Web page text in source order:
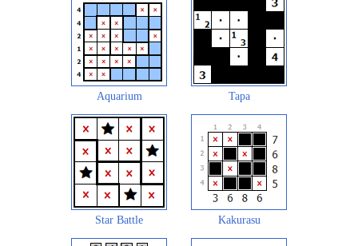
Aquarium Tapa
Star Battle Kakurasu